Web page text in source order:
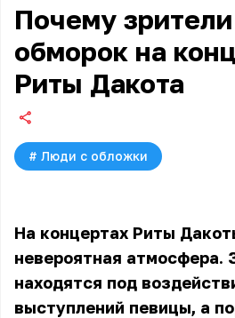
Почему
обморок на
Риты Дакота
# Люди с обложки
На концертах Риты
невероятная атмосфера.
находятся под
выступлений певицы, а